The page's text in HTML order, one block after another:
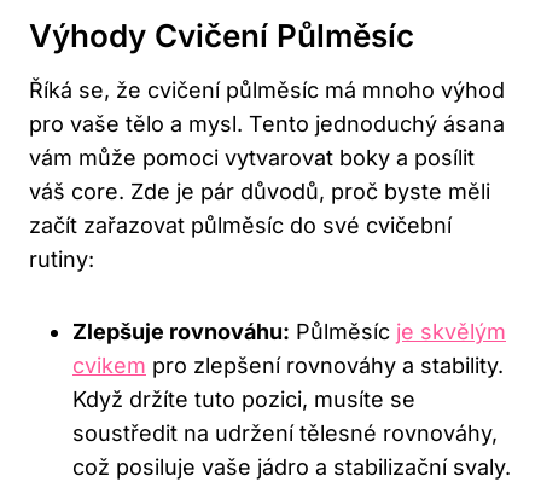
Výhody Cvičení Půlměsíc
Říká se, že cvičení půlměsíc má mnoho výhod
pro vaše tělo a mysl. Tento jednoduchý ásana
vám může pomoci vytvarovat boky a posílit
váš core. Zde je pár důvodů, proč byste měli
začít zařazovat půlměsíc do své cvičební
rutiny:
Zlepšuje rovnováhu: Půlměsíc je skvělým
cvikem pro zlepšení rovnováhy a stability.
Když držíte tuto pozici, musíte se
soustředit na udržení tělesné rovnováhy,
což posiluje vaše jádro a stabilizační svaly.